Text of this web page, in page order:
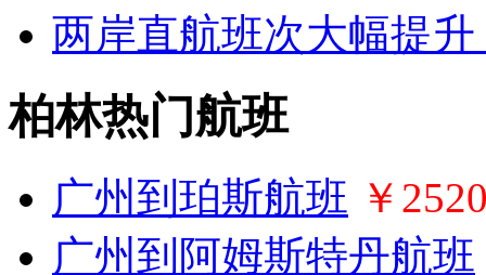
两岸直航班次大幅提
柏林热门航班
广州到珀斯航班 ￥
广州到阿姆斯特丹航班